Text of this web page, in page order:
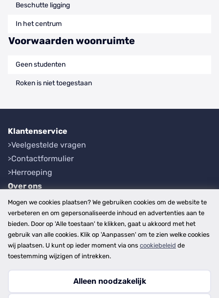
Beschutte ligging
In het centrum
Voorwaarden woonruimte
Geen studenten
Roken is niet toegestaan
Klantenservice
Veelgestelde vragen
Contactformulier
Herroeping
Over ons
Bedrijfsgegevens
Werkwijze
Overzichten
Plaatsen
Provincies
Copyright © 2026
Mogen we cookies plaatsen? We gebruiken cookies om de website te
verbeteren en om gepersonaliseerde inhoud en advertenties aan te
bieden. Door op 'Alle toestaan' te klikken, gaat u akkoord met het
gebruik van alle cookies. Klik op 'Aanpassen' om te zien welke cookies
wij plaatsen. U kunt op ieder moment via ons cookiebeleid de
toestemming wijzigen of intrekken.
Alleen noodzakelijk